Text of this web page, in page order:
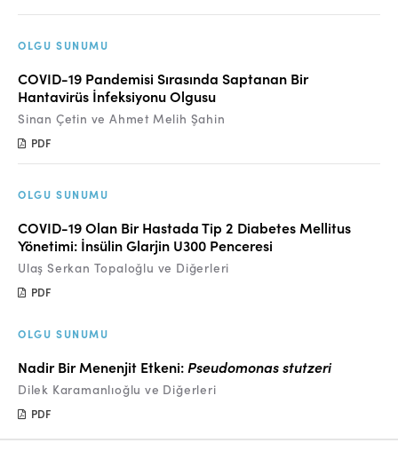
OLGU SUNUMU
COVID-19 Pandemisi Sırasında Saptanan Bir
Hantavirüs İnfeksiyonu Olgusu
Sinan Çetin ve Ahmet Melih Şahin
PDF
OLGU SUNUMU
COVID-19 Olan Bir Hastada Tip 2 Diabetes Mellitus
Yönetimi: İnsülin Glarjin U300 Penceresi
Ulaş Serkan Topaloğlu ve Diğerleri
PDF
OLGU SUNUMU
Nadir Bir Menenjit Etkeni: Pseudomonas stutzeri
Dilek Karamanlıoğlu ve Diğerleri
PDF